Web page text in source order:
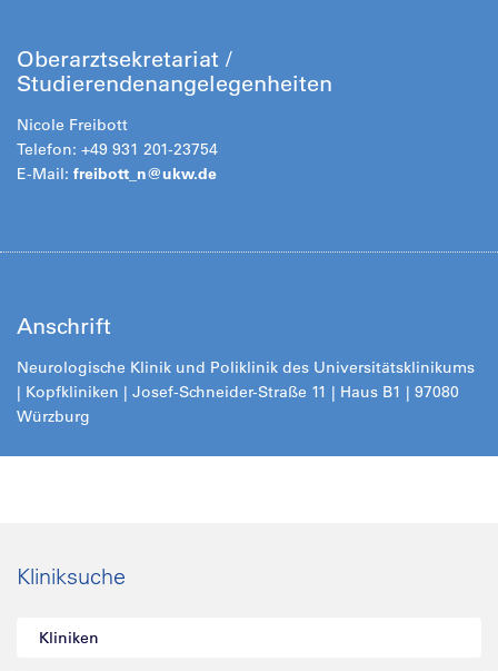
Oberarztsekretariat /
Studierendenangelegenheiten
Nicole Freibott
Telefon: +49 931 201-23754
E-Mail: freibott_n@ukw.de
Anschrift
Neurologische Klinik und Poliklinik des Universitätsklinikums
| Kopfkliniken | Josef-Schneider-Straße 11 | Haus B1 | 97080
Würzburg
Kliniksuche
Kliniken